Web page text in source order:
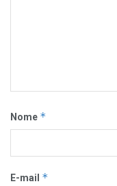
Nome *
E-mail *